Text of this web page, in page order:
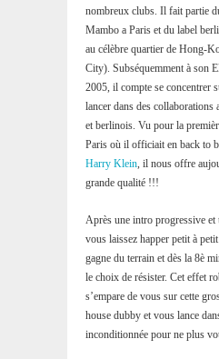
nombreux clubs. Il fait partie
Mambo a Paris et du label
au célèbre quartier de Hong-
City). Subséquemment à son
2005, il compte se concentrer
lancer dans des collaborations
et berlinois. Vu pour la
Paris où il officiait en back to
Harry Klein, il nous offre
grande qualité !!!
Après une intro progressive et
vous laissez happer petit à
gagne du terrain et dès la 8è
le choix de résister. Cet effet
s’empare de vous sur cette
house dubby et vous lance
inconditionnée pour ne plus